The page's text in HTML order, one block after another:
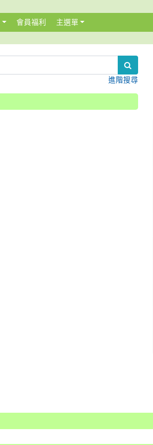
會員福利 主選單
進階搜尋